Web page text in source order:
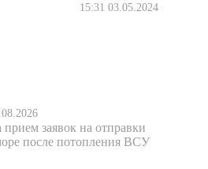
15:31 03.05.2024
прием заявок на отправки
после потопления ВСУ